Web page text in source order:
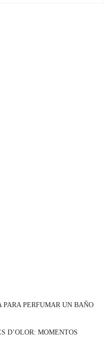
PARA PERFUMAR UN BAÑO
D’OLOR: MOMENTOS